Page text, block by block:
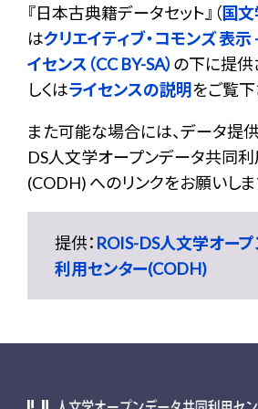
『日本古典籍データセット 』（国
はクリエイティブ・コモンズ 表
イセンス（CC BY-SA） の下に提供
しくはライセンスの説明をご覧下
また可能な場合には、データ提
DS人文学オープンデータ共同
(CODH) へのリンクをお願いしま
提供： ROIS-DS人文学オー
利用センター(CODH)